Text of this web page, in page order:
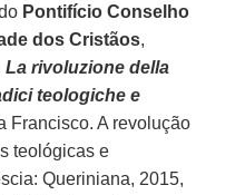
Pontifício Conselho
dos Cristãos,
La rivoluzione della
teologiche e
Francisco. A revolução
teológicas e
Queriniana, 2015,